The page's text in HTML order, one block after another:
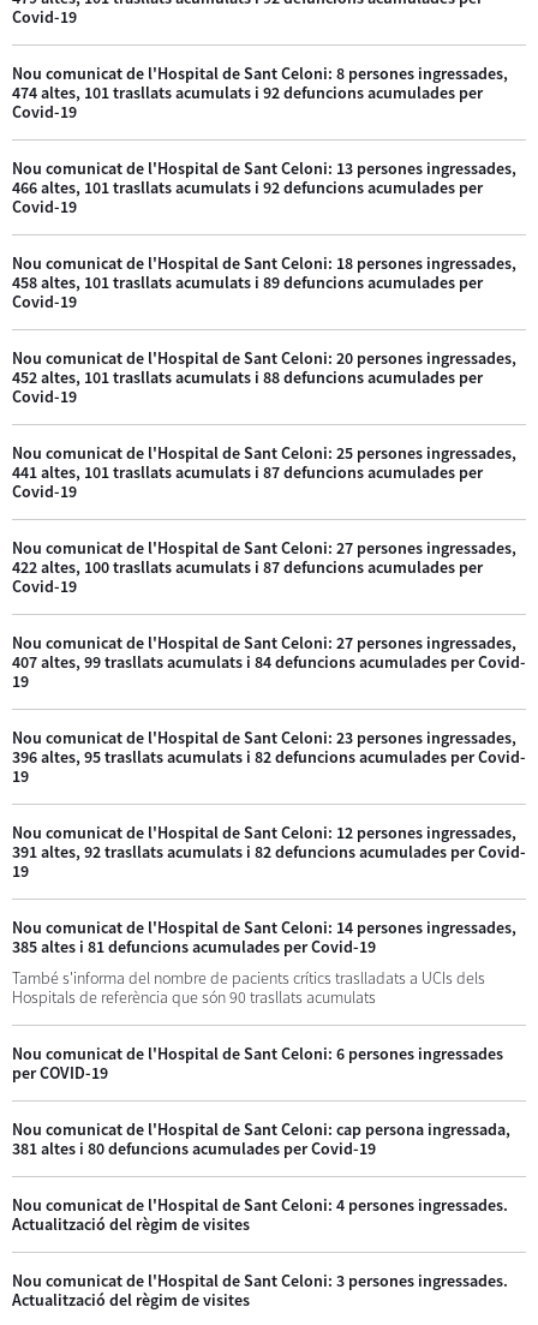
Covid-19
Nou comunicat de l'Hospital de Sant Celoni: 8 persones ingressades,
474 altes, 101 trasllats acumulats i 92 defuncions acumulades per
Covid-19
Nou comunicat de l'Hospital de Sant Celoni: 13 persones ingressades,
466 altes, 101 trasllats acumulats i 92 defuncions acumulades per
Covid-19
Nou comunicat de l'Hospital de Sant Celoni: 18 persones ingressades,
458 altes, 101 trasllats acumulats i 89 defuncions acumulades per
Covid-19
Nou comunicat de l'Hospital de Sant Celoni: 20 persones ingressades,
452 altes, 101 trasllats acumulats i 88 defuncions acumulades per
Covid-19
Nou comunicat de l'Hospital de Sant Celoni: 25 persones ingressades,
441 altes, 101 trasllats acumulats i 87 defuncions acumulades per
Covid-19
Nou comunicat de l'Hospital de Sant Celoni: 27 persones ingressades,
422 altes, 100 trasllats acumulats i 87 defuncions acumulades per
Covid-19
Nou comunicat de l'Hospital de Sant Celoni: 27 persones ingressades,
407 altes, 99 trasllats acumulats i 84 defuncions acumulades per Covid-
19
Nou comunicat de l'Hospital de Sant Celoni: 23 persones ingressades,
396 altes, 95 trasllats acumulats i 82 defuncions acumulades per Covid-
19
Nou comunicat de l'Hospital de Sant Celoni: 12 persones ingressades,
391 altes, 92 trasllats acumulats i 82 defuncions acumulades per Covid-
19
Nou comunicat de l'Hospital de Sant Celoni: 14 persones ingressades,
385 altes i 81 defuncions acumulades per Covid-19
També s'informa del nombre de pacients crítics traslladats a UCIs dels
Hospitals de referència que són 90 trasllats acumulats
Nou comunicat de l'Hospital de Sant Celoni: 6 persones ingressades
per COVID-19
Nou comunicat de l'Hospital de Sant Celoni: cap persona ingressada,
381 altes i 80 defuncions acumulades per Covid-19
Nou comunicat de l'Hospital de Sant Celoni: 4 persones ingressades.
Actualització del règim de visites
Nou comunicat de l'Hospital de Sant Celoni: 3 persones ingressades.
Actualització del règim de visites